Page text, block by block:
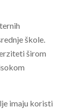
škole.
širom
imaju koristi